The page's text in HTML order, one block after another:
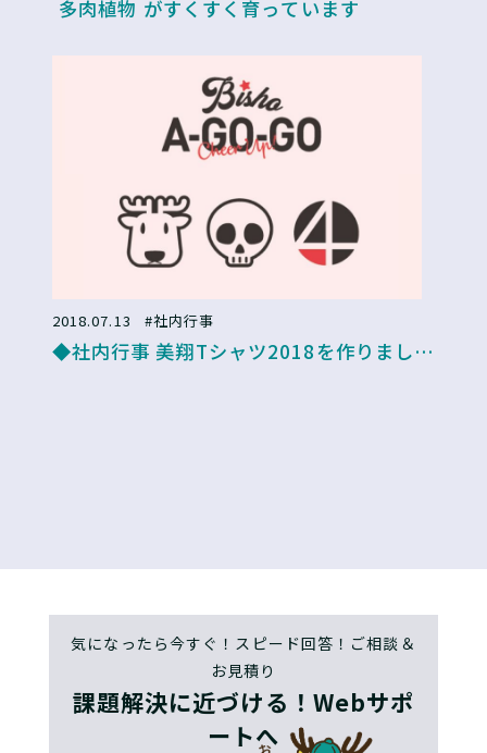
多肉植物 がすくすく育っています
2018.07.13 #社内行事
◆社内行事 美翔Tシャツ2018を作りました
気になったら今すぐ！スピード回答！ご相談＆
お見積り
課題解決に近づける！Webサポ
ートへ